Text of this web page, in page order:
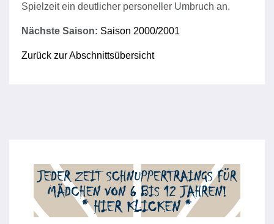
Spielzeit ein deutlicher personeller Umbruch an.
Nächste Saison: Saison 2000/2001
Zurück zur Abschnittsübersicht